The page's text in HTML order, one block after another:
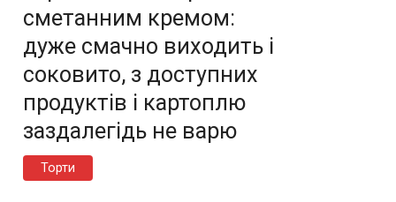
сметанним кремом:
дуже смачно виходить і
соковито, з доступних
продуктів і картоплю
заздалегідь не варю
Торти